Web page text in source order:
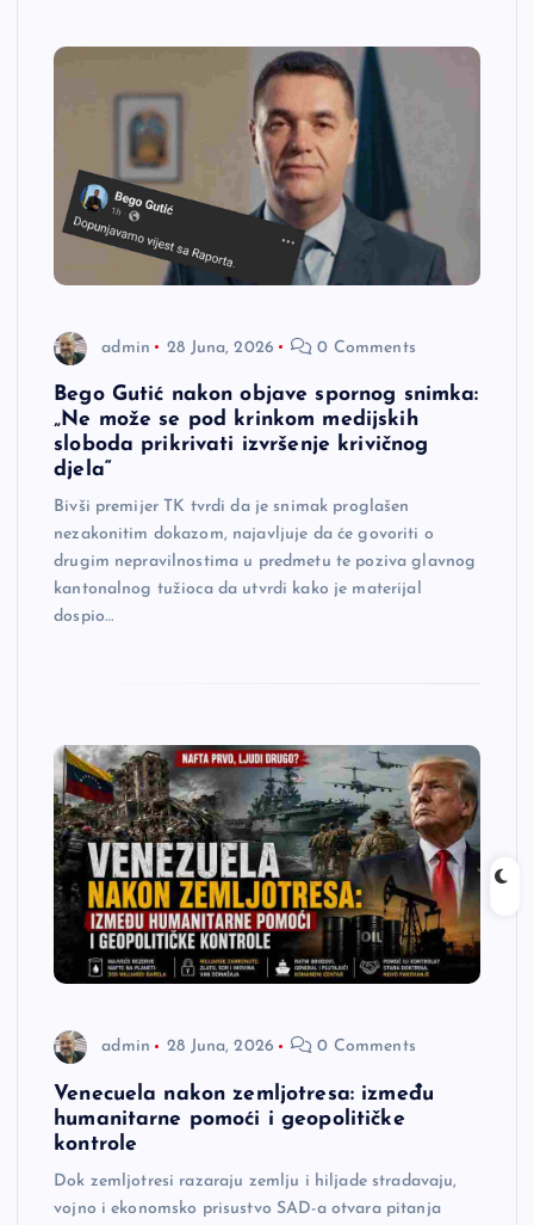
admin 28 Juna, 2026 0 Comments
Bego Gutić nakon objave spornog snimka:
„Ne može se pod krinkom medijskih
sloboda prikrivati izvršenje krivičnog
djela“
Bivši premijer TK tvrdi da je snimak proglašen
nezakonitim dokazom, najavljuje da će govoriti o
drugim nepravilnostima u predmetu te poziva glavnog
kantonalnog tužioca da utvrdi kako je materijal
dospio…
admin 28 Juna, 2026 0 Comments
Venecuela nakon zemljotresa: između
humanitarne pomoći i geopolitičke
kontrole
Dok zemljotresi razaraju zemlju i hiljade stradavaju,
vojno i ekonomsko prisustvo SAD-a otvara pitanja